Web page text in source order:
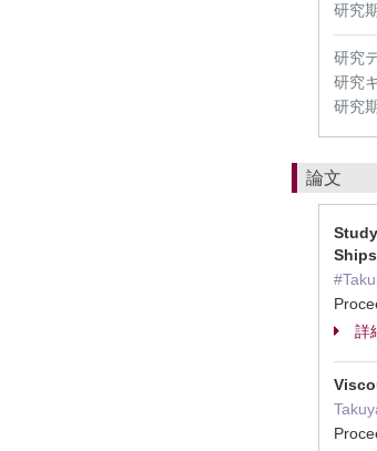
研究
研究
研究
研究
論文
Ships
詳